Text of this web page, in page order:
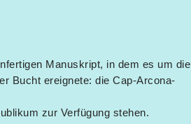
Manuskript, in dem es um die
Bucht ereignete: die Cap-Arcona-
zur Verfügung stehen.